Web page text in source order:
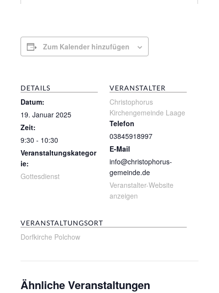
Zum Kalender hinzufügen
DETAILS
Datum:
19. Januar 2025
Zeit:
9:30 - 10:30
Veranstaltungskategor
ie:
Gottesdienst
VERANSTALTER
Christophorus
Kirchengemeinde Laage
Telefon
03845918997
E-Mail
info@christophorus-
gemeinde.de
Veranstalter-Website
anzeigen
VERANSTALTUNGSORT
Dorfkirche Polchow
Ähnliche Veranstaltungen